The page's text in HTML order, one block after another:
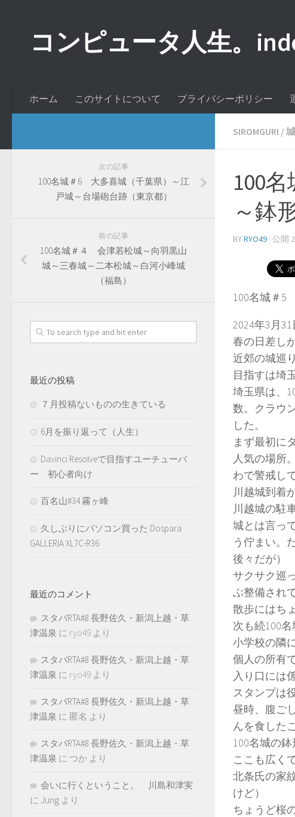
コンピュータ人生。
ホーム このサイトについて プライバシーポリシー
SIROMGURI /
100
～鉢
BYRYO49 · 公開
100名城＃5
2024年3月
春の日差し
近郊の城巡
目指すは埼
埼玉県は、
数。クラウ
した。
まず最初に
人気の場所
わで警戒し
川越城到着
川越城の駐
城とは言っ
う佇まい。
後々だが）
サクサク巡
ぶ整備され
散歩にはち
次も続100名
小学校の隣
個人の所有
入り口には
スタンプは
昼時、腹ご
んを食した
100名城の鉢
ここも広く
北条氏の家
けど）
ちょうど桜
次の記事
100名城＃6 大多喜城（千葉県）～江
戸城～台場砲台跡（東京都）
前の記事
100名城＃４ 会津若松城～向羽黒山
城～三春城～二本松城～白河小峰城
（福島）
最近の投稿
７月投稿ないものの生きている
6月を振り返って（人生）
Davinci Resolveで目指すユーチューバ
ー 初心者向け
百名山#34 霧ヶ峰
久しぶりにパソコン買った Dospara
GALLERIA XL7C-R36
最近のコメント
スタバRTA#8 長野佐久・新潟上越・草
津温泉 に ryo49 より
スタバRTA#8 長野佐久・新潟上越・草
津温泉 に ryo49 より
スタバRTA#8 長野佐久・新潟上越・草
津温泉 に 匿名 より
スタバRTA#8 長野佐久・新潟上越・草
津温泉 に つか より
会いに行くということ。 川島和津実
に Jung より